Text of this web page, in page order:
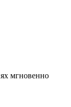
мгновенно